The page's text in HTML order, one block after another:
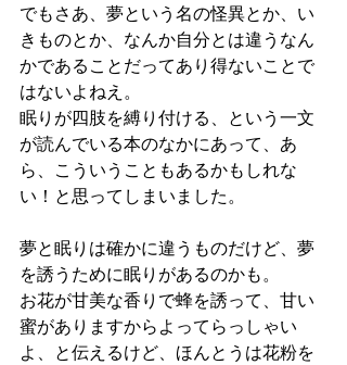
でもさあ、夢という名の怪異とか、い
きものとか、なんか自分とは違うなん
かであることだってあり得ないことで
はないよねえ。
眠りが四肢を縛り付ける、という一文
が読んでいる本のなかにあって、あ
ら、こういうこともあるかもしれな
い！と思ってしまいました。
夢と眠りは確かに違うものだけど、夢
を誘うために眠りがあるのかも。
お花が甘美な香りで蜂を誘って、甘い
蜜がありますからよってらっしゃい
よ、と伝えるけど、ほんとうは花粉を